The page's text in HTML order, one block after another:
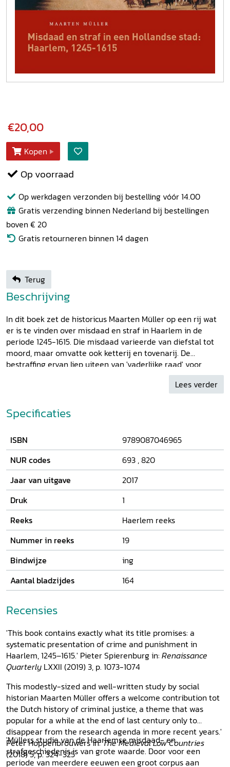
€20,00
Kopen
Op voorraad
Op werkdagen verzonden bij bestelling vóór 14.00
Gratis verzending binnen Nederland bij bestellingen
boven € 20
Gratis retourneren binnen 14 dagen
Terug
Beschrijving
In dit boek zet de historicus Maarten Müller op een rij wat
er is te vinden over misdaad en straf in Haarlem in de
periode 1245-1615. Die misdaad varieerde van diefstal tot
moord, maar omvatte ook ketterij en tovenarij. De
bestraffing ervan liep uiteen van 'vaderlijke raad' voor
jonge dieven, bedelaars of vechtersbazen tot verbanning
en de doodstraf door ophanging of onthoofding, al dan niet
hoe het stadsbestuur van Haarlem, de graaf van Holland
en later de Staten van Holland reageerden en
schetst daarbij de ontwikkeling van de strafrechtelijke
procedures. Het allereerste archiefstuk met een
strafrechtelijke inhoud is het Haarlemse stadsrecht uit 1245.
Ook de bewaarde rekeningen van de Haarlemse schouten
en de vonnissen van de schepenbank vormen een
belangrijke bron voor dit boek.
Lees verder
Specificaties
ISBN
9789087046965
NUR codes
693 ,820
Jaar van uitgave
2017
Druk
1
Reeks
Haerlem reeks
Nummer in reeks
19
Bindwijze
ing
Aantal bladzijdes
164
Recensies
'This book contains exactly what its title promises: a
systematic presentation of crime and punishment in
Haarlem, 1245–1615.' Pieter Spierenburg in: Renaissance
Quarterly LXXII (2019) 3, p. 1073-1074
This modestly-sized and well-written study by social
historian Maarten Müller offers a welcome contribution tot
the Dutch history of criminal justice, a theme that was
popular for a while at the end of last century only to
disappear from the research agenda in more recent years.'
Peter Hoppenbrouwers in:The Medieval Low Countries
(2018) 5, p. 324-325
'Müllers studie van de Haarlemse misdaad- en
strafgeschiedenis is van grote waarde. Door voor een
periode van meerdere eeuwen een groot corpus aan